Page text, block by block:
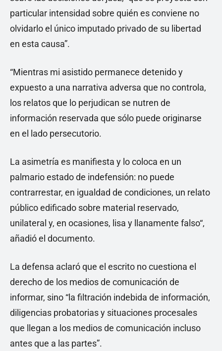
particular intensidad sobre quién es conviene no
olvidarlo el único imputado privado de su libertad
en esta causa”.
“Mientras mi asistido permanece detenido y
expuesto a una narrativa adversa que no controla,
los relatos que lo perjudican se nutren de
información reservada que sólo puede originarse
en el lado persecutorio.
La asimetría es manifiesta y lo coloca en un
palmario estado de indefensión: no puede
contrarrestar, en igualdad de condiciones, un relato
público edificado sobre material reservado,
unilateral y, en ocasiones, lisa y llanamente falso“,
añadió el documento.
La defensa aclaró que el escrito no cuestiona el
derecho de los medios de comunicación de
informar, sino “la filtración indebida de información,
diligencias probatorias y situaciones procesales
que llegan a los medios de comunicación incluso
antes que a las partes”.